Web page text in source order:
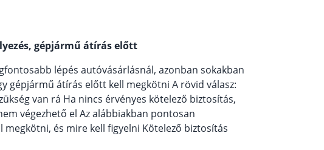
gépjármű átírás előtt
lépés autóvásárlásnál, azonban sokakban
gépjármű átírás előtt kell megkötni A rövid válasz:
van rá Ha nincs érvényes kötelező biztosítás,
végezhető el Az alábbiakban pontosan
és mire kell figyelni Kötelező biztosítás